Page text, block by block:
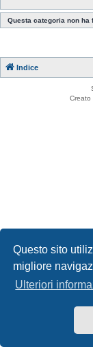
Questo sito
migliore
Ulteriori
Questa categoria non ha
Indice
Creato